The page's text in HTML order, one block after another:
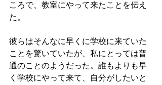
ころで、教室にやって来たことを伝え
た。
彼らはそんなに早くに学校に来ていた
ことを驚いていたが、私にとっては普
通のことのようだった。誰もよりも早
く学校にやって来て、自分がしたいと